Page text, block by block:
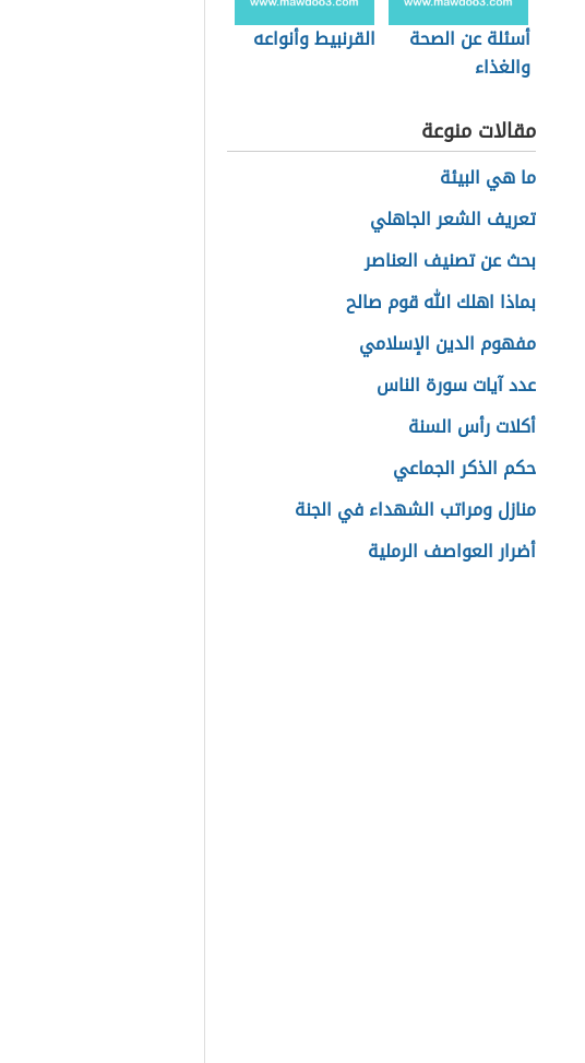
أسئلة عن الصحة
والغذاء
القرنبيط وأنواعه
مقالات منوعة
ما هي البيئة
تعريف الشعر الجاهلي
بحث عن تصنيف العناصر
بماذا اهلك الله قوم صالح
مفهوم الدين الإسلامي
عدد آيات سورة الناس
أكلات رأس السنة
حكم الذكر الجماعي
منازل ومراتب الشهداء في الجنة
أضرار العواصف الرملية